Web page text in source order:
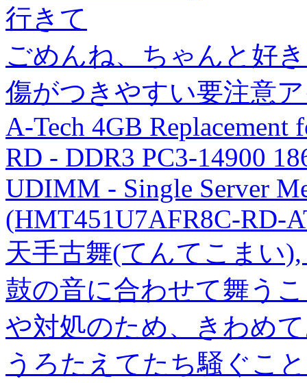
行きて
ごめんね、ちゃんと好
傷がつきやすい要注意
A-Tech 4GB
RD - DDR3 PC3-14900
UDIMM - Single Server
(HMT451U7AFR8C-RD-
天手古舞(てんてこまい
鼓の音に合わせて舞う
や対処のため、きわめ
うろたえてたち騒ぐこ